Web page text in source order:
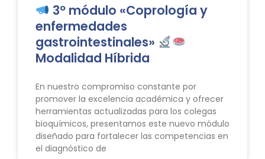
3º módulo «Coprología y
enfermedades
gastrointestinales»
Modalidad Híbrida
En nuestro compromiso constante por
promover la excelencia académica y ofrecer
herramientas actualizadas para los colegas
bioquímicos, presentamos este nuevo módulo
diseñado para fortalecer las competencias en
el diagnóstico de